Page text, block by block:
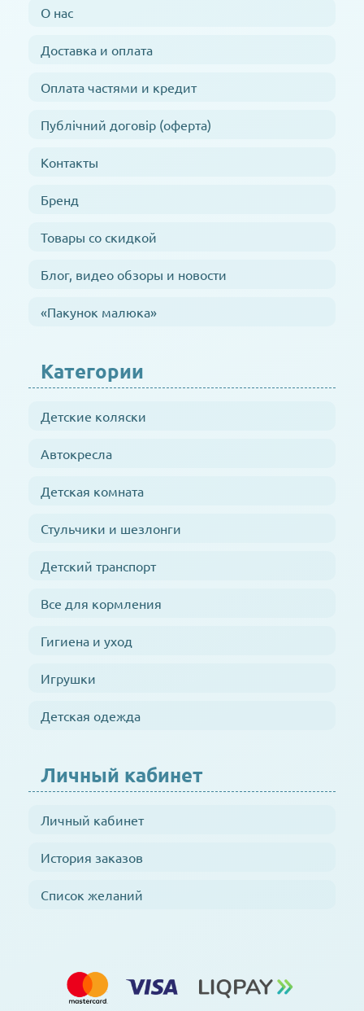
О нас
Доставка и оплата
Оплата частями и кредит
Публічний договір (оферта)
Контакты
Бренд
Товары со скидкой
Блог, видео обзоры и новости
«Пакунок малюка»
Категории
Детские коляски
Автокресла
Детская комната
Стульчики и шезлонги
Детский транспорт
Все для кормления
Гигиена и уход
Игрушки
Детская одежда
Личный кабинет
Личный кабинет
История заказов
Список желаний